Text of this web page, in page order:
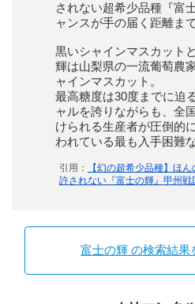
されない超希少品種『富
ャンスが手の届く距離ま
黒いシャインマスカット
輝は山梨県の一流葡萄農
ャインマスカット。
最高糖度は30度までに迫
ャルを誇りながらも、全
けられる生産者が圧倒的
われている最も入手困難
引用：
【幻の超希少品種】ほ
許されない『富士の輝』甲州戦
富士の輝 の検索結果